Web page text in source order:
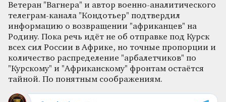
Ветеран "Вагнера" и автор военно-аналитического
телеграм-канала "Кондотьер" подтвердил
информацию о возвращении "африканцев" на
Родину. Пока речь идёт не об отправке под Курск
всех сил России в Африке, но точные пропорции и
количество распределение "арбалетчиков" по
"Курскому" и "Африканскому" фронтам остаётся
тайной. По понятным соображениям.